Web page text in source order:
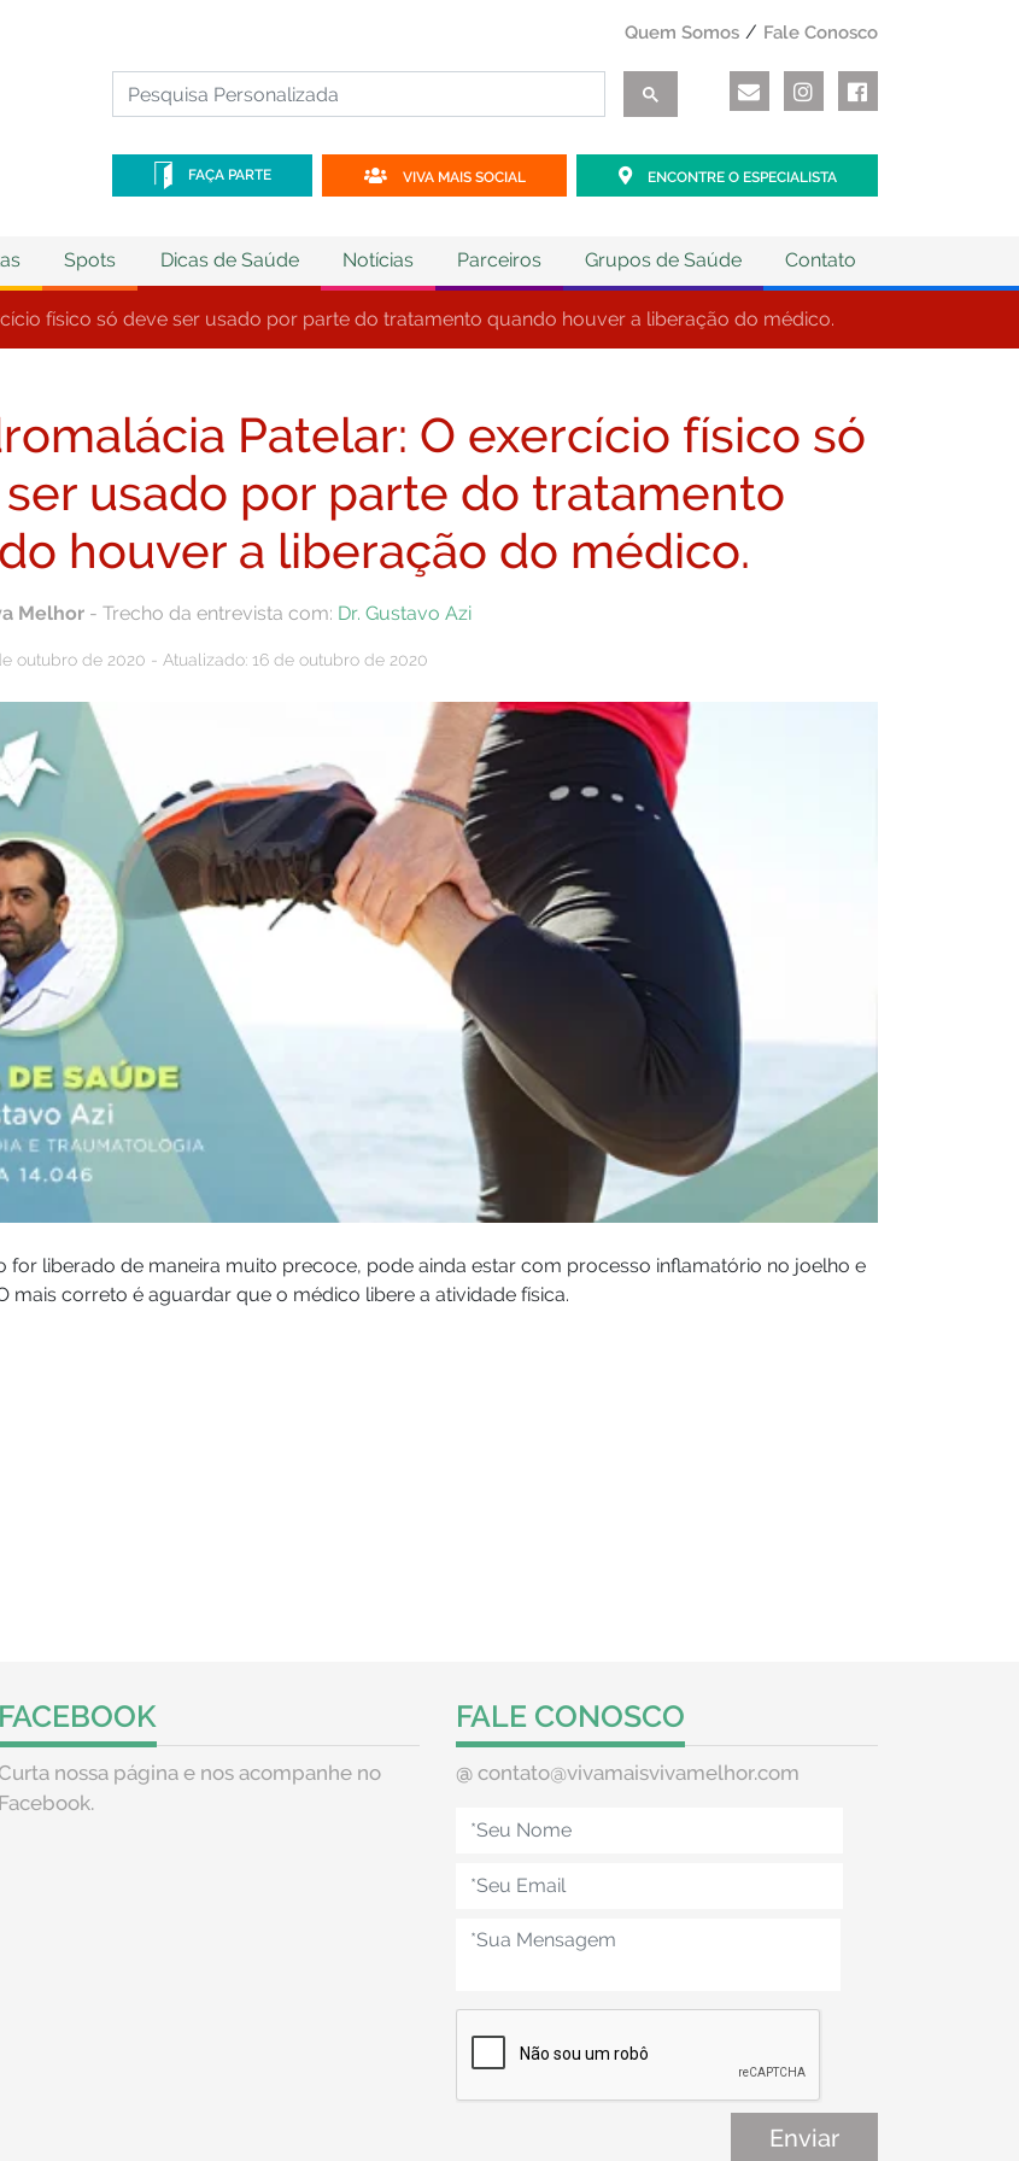
Quem Somos Fale Conosco
FAÇA PARTE VIVA MAIS SOCIAL ENCONTRE O ESPECIALISTA
Spots Dicas de Saúde Notícias Parceiros Grupos de Saúde Contato
físico só deve ser usado por parte do tratamento quando houver a liberação do médico.
Patelar: O exercício físico só
usado por parte do tratamento
houver a liberação do médico.
Melhor - Trecho da entrevista com: Dr. Gustavo Azi
outubro de 2020 - Atualizado: 16 de outubro de 2020
for liberado de maneira muito precoce, pode ainda estar com processo inflamatório no joelho e
mais correto é aguardar que o médico libere a atividade física.
FACEBOOK
nossa página e nos acompanhe no
Facebook.
FALE CONOSCO
@ contato@vivamaisvivamelhor.com